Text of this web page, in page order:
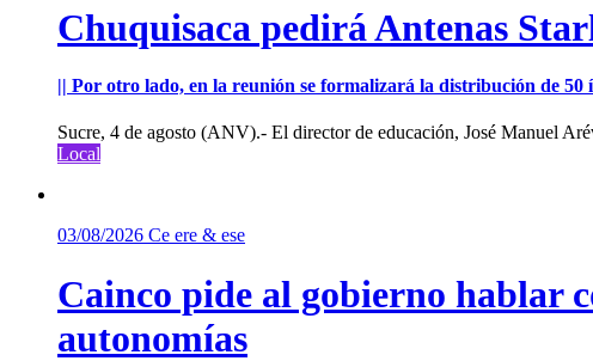
Chuquisaca pedirá Antenas
|| Por otro lado, en la reunión se formalizará la distribución de
Sucre, 4 de agosto (ANV).- El director de educación, José Manuel
Local
03/08/2026 Ce ere & ese
Cainco pide al gobierno hablar
autonomías